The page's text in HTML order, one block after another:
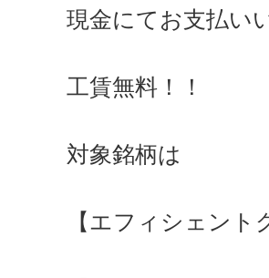
現金にてお支払い
工賃無料！！
対象銘柄は
【エフィシェン